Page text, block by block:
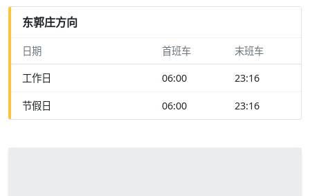
东郭庄方向
日期 首班车 末班车
工作日 06:00 23:16
节假日 06:00 23:16